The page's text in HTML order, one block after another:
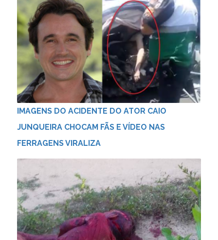
IMAGENS DO ACIDENTE DO ATOR CAIO
JUNQUEIRA CHOCAM FÃS E VÍDEO NAS
FERRAGENS VIRALIZA